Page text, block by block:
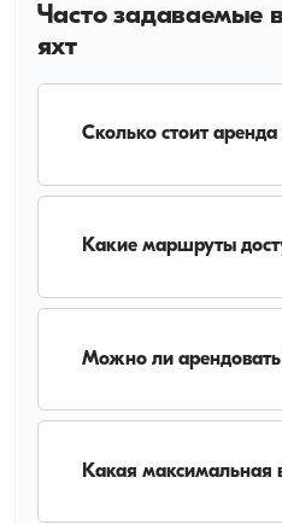
Часто задаваемые
яхт
Сколько стоит
Какие маршруты
Можно ли арендовать
Какая максимальная